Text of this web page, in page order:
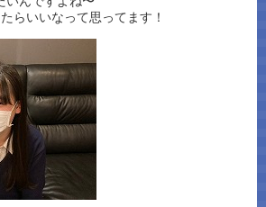
らいいなって思ってます！